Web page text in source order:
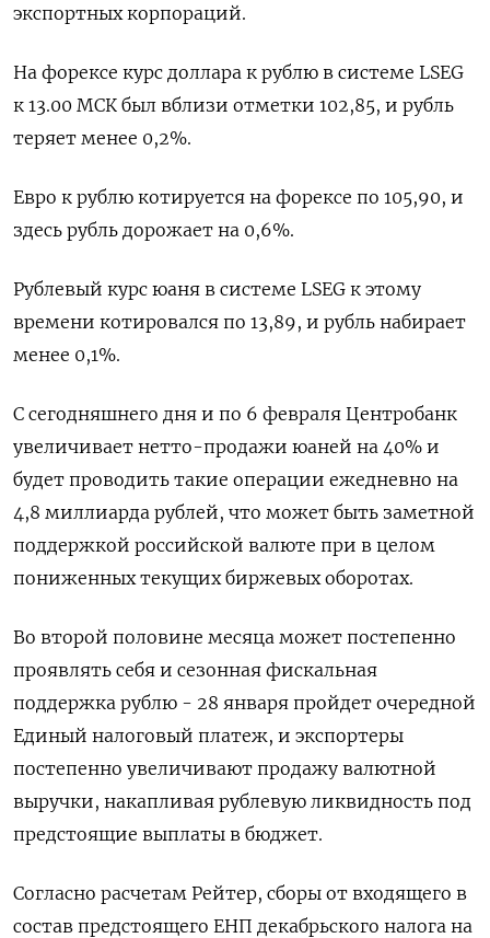
экспортных корпораций.
На форексе курс доллара к рублю в системе LSEG
к 13.00 МСК был вблизи отметки 102,85, и рубль
теряет менее 0,2%.
Евро к рублю котируется на форексе по 105,90, и
здесь рубль дорожает на 0,6%.
Рублевый курс юаня в системе LSEG к этому
времени котировался по 13,89, и рубль набирает
менее 0,1%.
С сегодняшнего дня и по 6 февраля Центробанк
увеличивает нетто-продажи юаней на 40% и
будет проводить такие операции ежедневно на
4,8 миллиарда рублей, что может быть заметной
поддержкой российской валюте при в целом
пониженных текущих биржевых оборотах.
Во второй половине месяца может постепенно
проявлять себя и сезонная фискальная
поддержка рублю - 28 января пройдет очередной
Единый налоговый платеж, и экспортеры
постепенно увеличивают продажу валютной
выручки, накапливая рублевую ликвидность под
предстоящие выплаты в бюджет.
Согласно расчетам Рейтер, сборы от входящего в
состав предстоящего ЕНП декабрьского налога на